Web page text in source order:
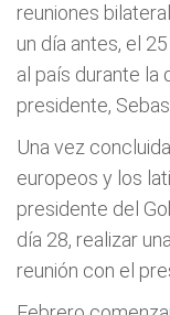
reuniones
un día antes, el
al país durante la
presidente,
Una vez
europeos y los
presidente del
día 28, realizar
reunión con el